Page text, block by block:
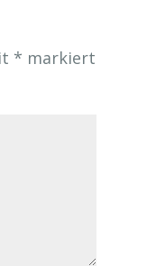
* markiert